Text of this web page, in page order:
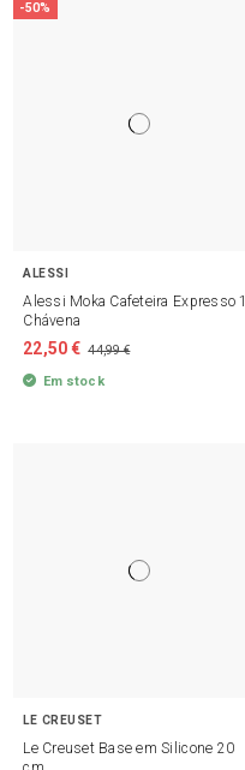
-50%
ALESSI
Alessi Moka Cafeteira Expresso 1
Chávena
22,50 € 44,99 €
Em stock
LE CREUSET
Le Creuset Base em Silicone 20